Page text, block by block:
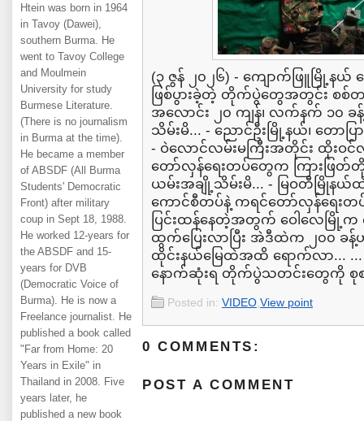
Htein was born in 1964
in Tavoy (Dawei),
southern Burma. He
went to Tavoy College
and Moulmein
University for study
Burmese Literature.
(There is no journalism
in Burma at the time).
He became a member
of ABSDF (All Burma
Students' Democratic
Front) after military
coup in Sept 18, 1988.
He worked 12-years for
the ABSDF and 15-
years for DVB
(Democratic Voice of
Burma). He is now a
Freelance journalist. He
published a book called
"Far from Home: 20
Years in Exile" in
Thailand in 2008. Five
years later, he
published a new book
(၃ ဇွန် ၂၀၂၆) - ကျောက်ဖြူမြို့နယ်
ဖြစ်ပွားခဲ့တဲ့ တိုက်ပွဲတွေအတွင်း စစ်
အလောင်း ၂၀ ကျန်၊ လက်နက် ၁၀
သိမ်းမိ... - ညောင်ဦးမြို့နယ်၊ တောပ
- ဝဲလောင်လမ်းမကြီးအတိုင်း ထိုးဝ
တော်လှန်ရေးတပ်တွေက ကြားဖြတ်တို
ယမ်းအချို့သိမ်းမိ... - မြဝတီမြိုနယ်
ကောင်စီတပ်နဲ့ ကရင်တော်လှန်ရေး
ပြင်းထန်နေတဲ့အတွက် ဝေါလေမြို့က
ထွက်ပြေးလာပြီး အဲဒီထဲက ၂၀၀ ခန့်ဟ
ထိုင်းနယ်မြေထဲအထိ ရောက်လာ...
နောက်ဆုံးရ တိုက်ပွဲသတင်းတွေကို စုစ
Posted in: VIDEO View point
0 COMMENTS:
POST A COMMENT